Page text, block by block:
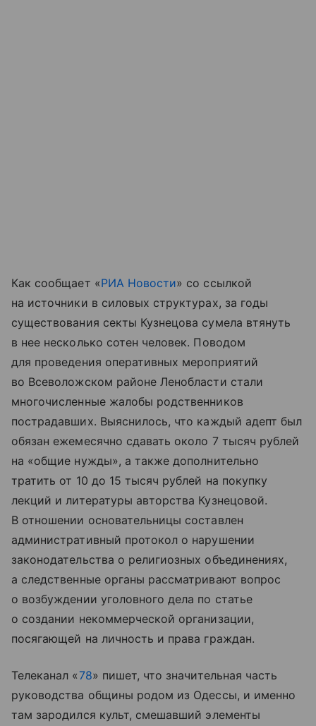
Как сообщает «РИА Новости» со ссылкой
на источники в силовых структурах, за годы
существования секты Кузнецова сумела втянуть
в нее несколько сотен человек. Поводом
для проведения оперативных мероприятий
во Всеволожском районе Ленобласти стали
многочисленные жалобы родственников
пострадавших. Выяснилось, что каждый адепт был
обязан ежемесячно сдавать около 7 тысяч рублей
на «общие нужды», а также дополнительно
тратить от 10 до 15 тысяч рублей на покупку
лекций и литературы авторства Кузнецовой.
В отношении основательницы составлен
административный протокол о нарушении
законодательства о религиозных объединениях,
а следственные органы рассматривают вопрос
о возбуждении уголовного дела по статье
о создании некоммерческой организации,
посягающей на личность и права граждан.
Телеканал « 78» пишет, что значительная часть
руководства общины родом из Одессы, и именно
там зародился культ, смешавший элементы